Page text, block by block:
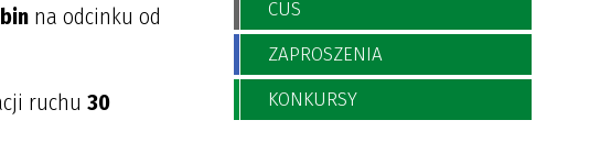
na odcinku od
ruchu 30
CUS
ZAPROSZENIA
KONKURSY